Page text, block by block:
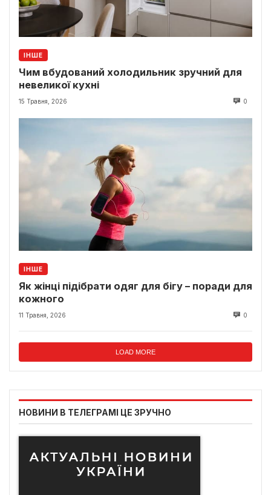
ІНШЕ
Чим вбудований холодильник зручний для
невеликої кухні
15 Травня, 2026 0
ІНШЕ
Як жінці підібрати одяг для бігу – поради для
кожного
11 Травня, 2026 0
LOAD MORE
НОВИНИ В ТЕЛЕГРАМІ ЦЕ ЗРУЧНО